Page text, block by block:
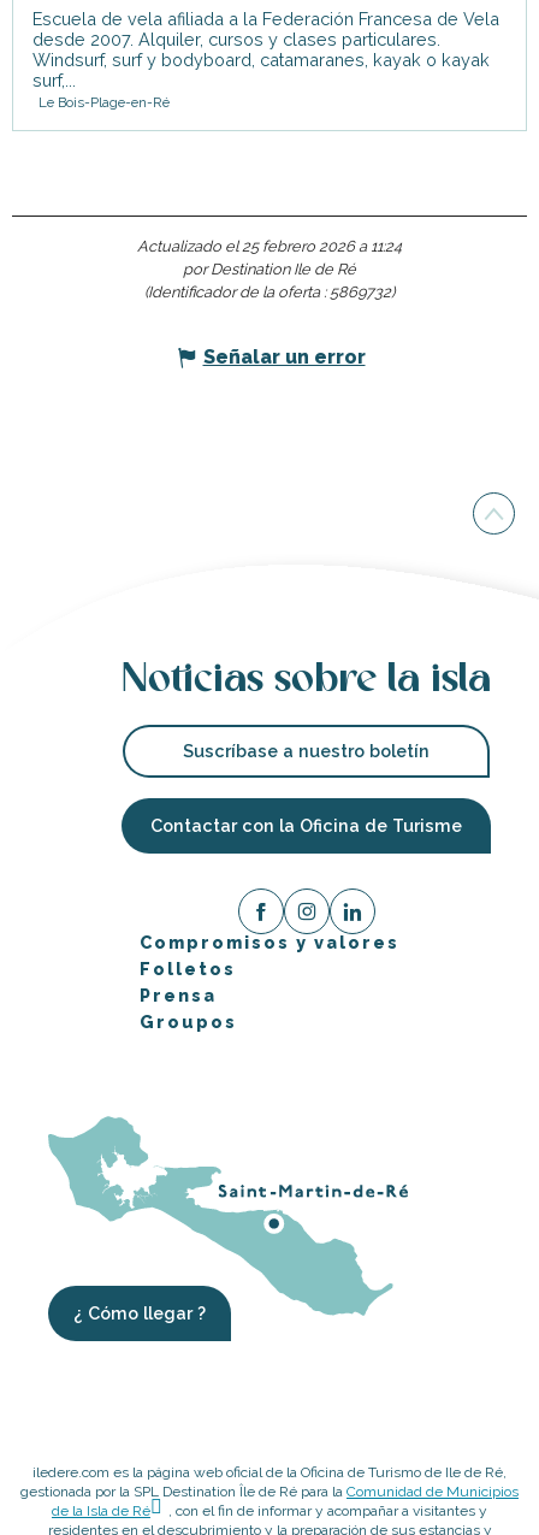
Escuela de vela afiliada a la Federación Francesa de Vela
desde 2007. Alquiler, cursos y clases particulares.
Windsurf, surf y bodyboard, catamaranes, kayak o kayak
surf,...
Le Bois-Plage-en-Ré
Actualizado el 25 febrero 2026 a 11:24
por Destination Ile de Ré
(Identificador de la oferta : 5869732)
Señalar un error
Noticias sobre la isla
Suscríbase a nuestro boletín
Contactar con la Oficina de Turisme
Compromisos y valores
Folletos
Prensa
Groupos
¿ Cómo llegar ?
iledere.com es la página web oficial de la Oficina de Turismo de Ile de Ré,
gestionada por la SPL Destination Île de Ré para la Comunidad de Municipios
de la Isla de Ré
, con el fin de informar y acompañar a visitantes y
residentes en el descubrimiento y la preparación de sus estancias y